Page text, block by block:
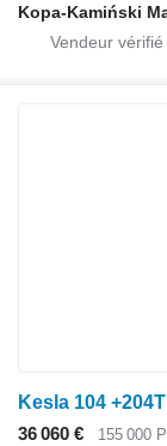
Kopa-Kamiński
Kesla 104 +204T
36 060 €
155 000